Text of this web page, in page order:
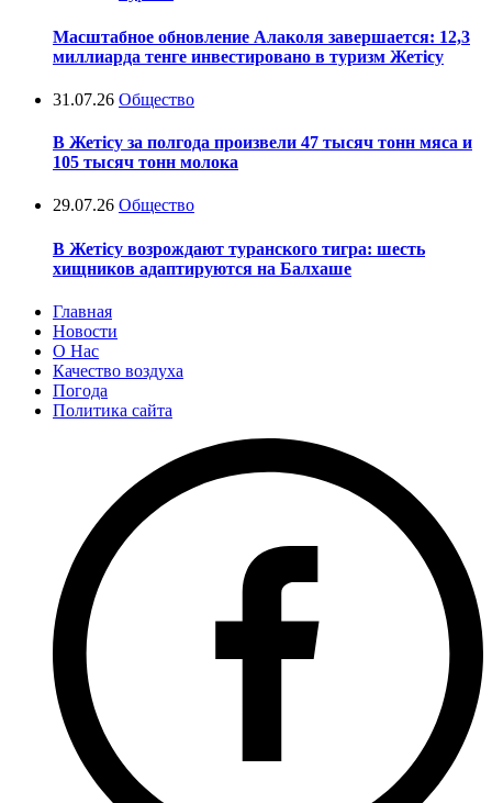
Масштабное обновление Алаколя завершается: 12,3
миллиарда тенге инвестировано в туризм Жетісу
31.07.26 Общество
В Жетісу за полгода произвели 47 тысяч тонн мяса и
105 тысяч тонн молока
29.07.26 Общество
В Жетісу возрождают туранского тигра: шесть
хищников адаптируются на Балхаше
Главная
Новости
О Нас
Качество воздуха
Погода
Политика сайта